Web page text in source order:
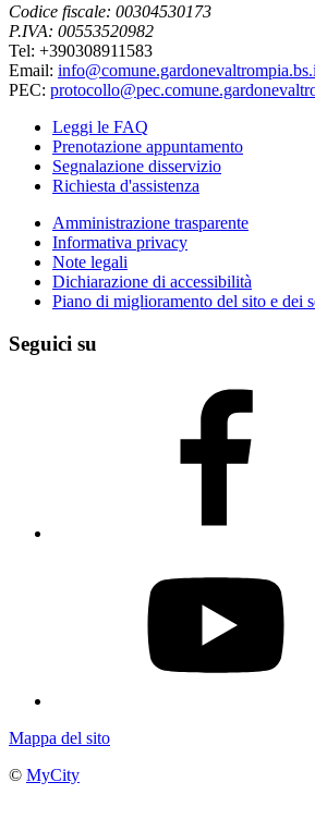
Codice fiscale: 00304530173
P.IVA: 00553520982
Tel: +390308911583
Email:
PEC:
Leggi le FAQ
Prenotazione appuntamento
Segnalazione disservizio
Richiesta d'assistenza
Amministrazione trasparente
Informativa privacy
Note legali
Dichiarazione di accessibilità
Piano di miglioramento del sito e dei
Seguici su
Mappa del sito
© MyCity